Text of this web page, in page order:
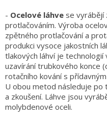
Oblečení,
obuv
a
doplňky
★
Nepřehlédněte
★
Individuální
cenová
nabídka
- Ocelové láhve se vyrábějí
protlačováním. Výroba
zpětného protlačování a
produkci vysoce jakostních
tlakových láhví je
uzavírání trubkového konce
rotačního kování s
U obou metod následuje
a zkoušení. Láhve jsou
molybdenové oceli.